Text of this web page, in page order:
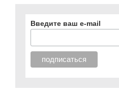
Введите ваш e-mail